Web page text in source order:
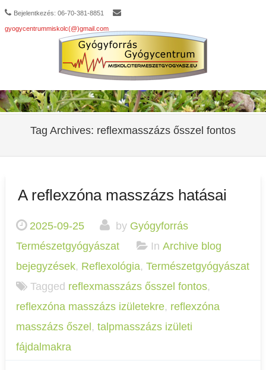
Bejelentkezés: 06-70-381-8851
gyogycentrummiskolc(@)gmail.com
Tag Archives: reflexmasszázs ősszel fontos
A reflexzóna masszázs hatásai
2025-09-25 by Gyógyforrás
Természetgyógyászat
In Archive blog
bejegyzések, Reflexológia, Természetgyógyászat
Tagged reflexmasszázs ősszel fontos,
reflexzóna masszázs izületekre, reflexzóna
masszázs őszel, talpmasszázs izületi
fájdalmakra